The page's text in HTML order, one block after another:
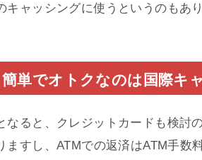
キャッシングに使うというのもあり
簡単でオトクなのは国際キ
なると、クレジットカードも検討
ますし、ATMでの返済はATM手数